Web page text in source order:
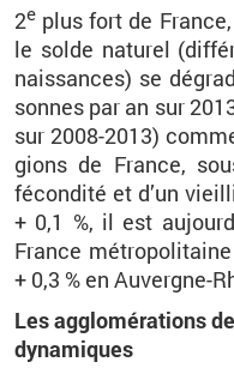
2e plus fort de
le solde na­tu­rel
nais­sances) se
sonnes par an sur
sur 2008-2013)
gions de France,
fécondité et d’un
+ 0,1 %, il est
France
+ 0,3 % en Au­vergne-
Les ag­glo­mé­ra­tions
dy­na­miques